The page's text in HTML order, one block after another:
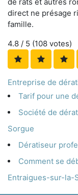
de rats et autres
direct ne présage
famille.
4.8 / 5 (108 votes)
Entreprise de
Tarif pour une
Société de
Sorgue
Dératiseur
Comment se
Entraigues-sur-la-